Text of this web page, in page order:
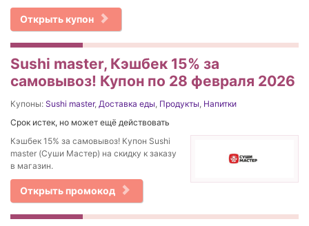
Открыть купон
Sushi master, Кэшбек 15% за
самовывоз! Купон по 28 февраля 2026
Купоны: Sushi master, Доставка еды, Продукты, Напитки
Срок истек, но может ещё действовать
Кэшбек 15% за самовывоз! Купон Sushi
master (Суши Мастер) на скидку к заказу
в магазин.
Открыть промокод